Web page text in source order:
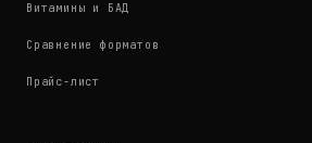
Витамины и БАД
Сравнение форматов
Прайс-лист